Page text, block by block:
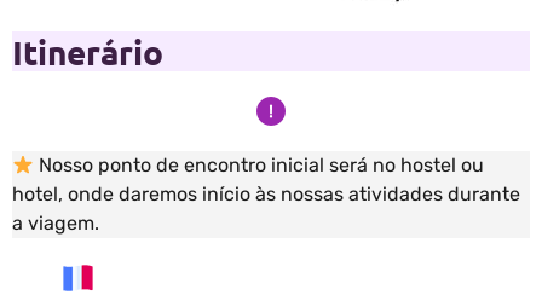
Itinerário
Nosso ponto de encontro inicial será no hostel ou
hotel, onde daremos início às nossas atividades durante
a viagem.